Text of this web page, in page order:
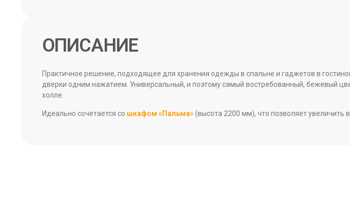
ОПИСАНИЕ
Практичное решение, подходящее для хранения одежды в спальне и гаджетов в
дверки одним нажатием. Универсальный, и поэтому самый востребованный, бежевый
холле.
Идеально сочетается со шкафом «Пальма»(высота 2200 мм), что позволяет увеличить